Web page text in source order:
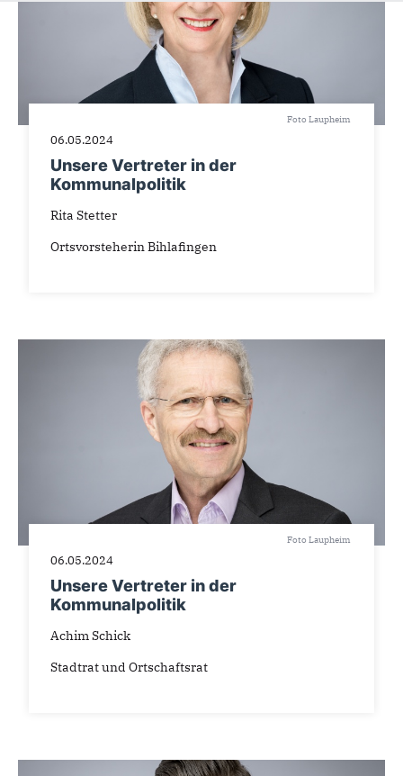
Foto Laupheim
06.05.2024
Unsere Vertreter in der
Kommunalpolitik
Rita Stetter
Ortsvorsteherin Bihlafingen
Foto Laupheim
06.05.2024
Unsere Vertreter in der
Kommunalpolitik
Achim Schick
Stadtrat und Ortschaftsrat